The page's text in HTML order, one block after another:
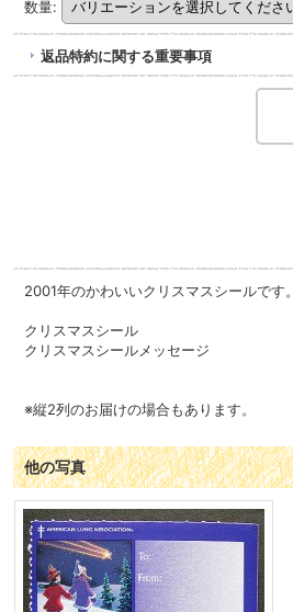
数量:
返品特約に関する重要事項
2001年のかわいいクリスマスシールです。
クリスマスシール
クリスマスシールメッセージ
※縦2列のお届けの場合もあります。
他の写真